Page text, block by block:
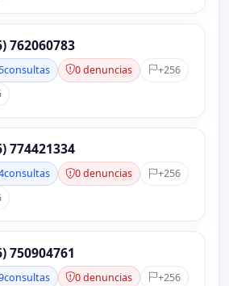
762060783
consultas 0 denuncias
+256
774421334
consultas 0 denuncias
+256
750904761
consultas 0 denuncias
+256